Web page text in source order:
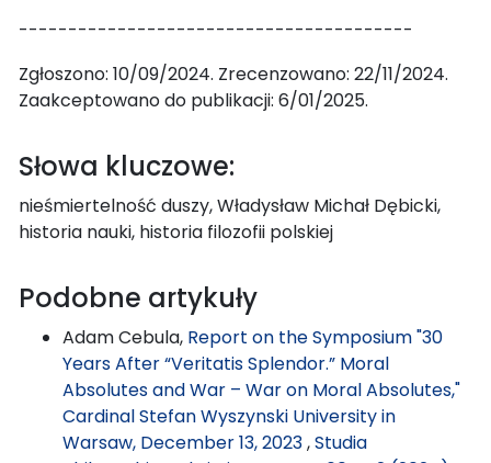
----------------------------------------
Zgłoszono: 10/09/2024. Zrecenzowano: 22/11/2024.
Zaakceptowano do publikacji: 6/01/2025.
Słowa kluczowe:
nieśmiertelność duszy, Władysław Michał Dębicki,
historia nauki, historia filozofii polskiej
Podobne artykuły
Adam Cebula, Report on the Symposium "30
Years After “Veritatis Splendor.” Moral
Absolutes and War – War on Moral Absolutes,"
Cardinal Stefan Wyszynski University in
Warsaw, December 13, 2023,Studia